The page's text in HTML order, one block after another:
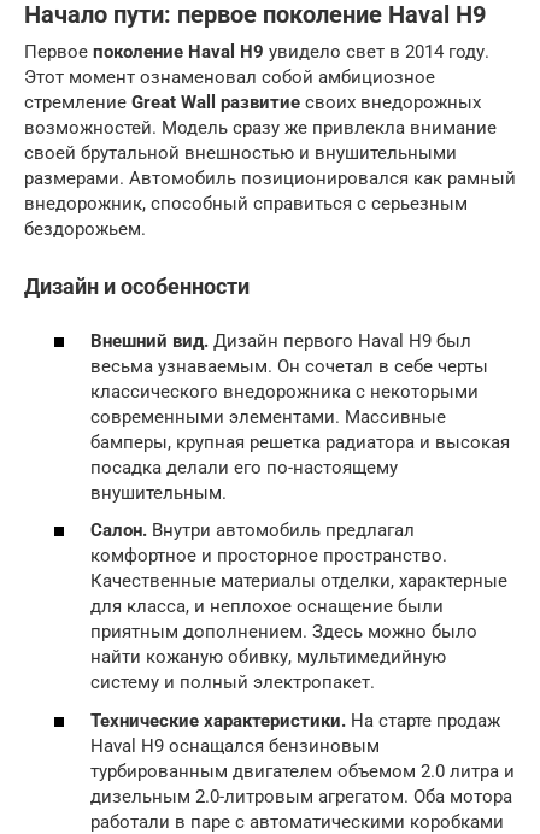
Начало пути: первое поколение Haval H9
Первое поколение Haval H9 увидело свет в 2014 году.
Этот момент ознаменовал собой амбициозное
стремление Great Wall развитие своих внедорожных
возможностей. Модель сразу же привлекла внимание
своей брутальной внешностью и внушительными
размерами. Автомобиль позиционировался как рамный
внедорожник, способный справиться с серьезным
бездорожьем.
Дизайн и особенности
Внешний вид. Дизайн первого Haval H9 был
весьма узнаваемым. Он сочетал в себе черты
классического внедорожника с некоторыми
современными элементами. Массивные
бамперы, крупная решетка радиатора и высокая
посадка делали его по-настоящему
внушительным.
Салон. Внутри автомобиль предлагал
комфортное и просторное пространство.
Качественные материалы отделки, характерные
для класса, и неплохое оснащение были
приятным дополнением. Здесь можно было
найти кожаную обивку, мультимедийную
систему и полный электропакет.
Технические характеристики. На старте продаж
Haval H9 оснащался бензиновым
турбированным двигателем объемом 2.0 литра и
дизельным 2.0-литровым агрегатом. Оба мотора
работали в паре с автоматическими коробками